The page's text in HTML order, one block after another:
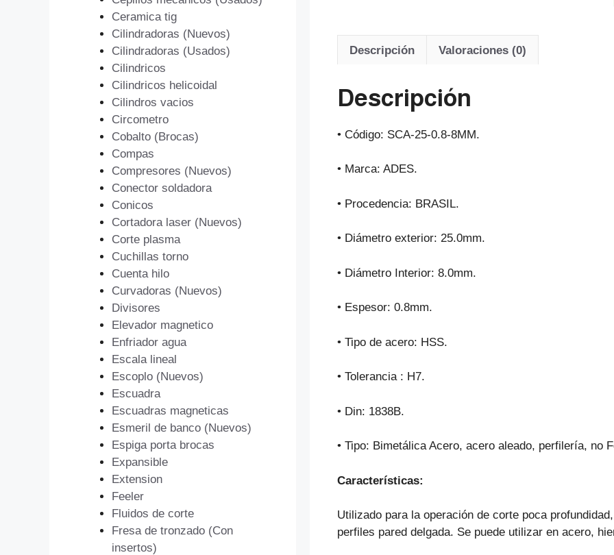
Descripción Valoraciones (0)
Descripción
• Código: SCA-25-0.8-8MM.
• Marca: ADES.
• Procedencia: BRASIL.
• Diámetro exterior: 25.0mm.
• Diámetro Interior: 8.0mm.
• Espesor: 0.8mm.
• Tipo de acero: HSS.
• Tolerancia : H7.
• Din: 1838B.
• Tipo: Bimetálica Acero, acero aleado, perfilería, no
Características:
Utilizado para la operación de corte poca
perfiles pared delgada. Se puede utilizar en acero,
Ceramica tig
Cilindradoras (Nuevos)
Cilindradoras (Usados)
Cilindricos
Cilindricos helicoidal
Cilindros vacios
Circometro
Cobalto (Brocas)
Compas
Compresores (Nuevos)
Conector soldadora
Conicos
Cortadora laser (Nuevos)
Corte plasma
Cuchillas torno
Cuenta hilo
Curvadoras (Nuevos)
Divisores
Elevador magnetico
Enfriador agua
Escala lineal
Escoplo (Nuevos)
Escuadra
Escuadras magneticas
Esmeril de banco (Nuevos)
Espiga porta brocas
Expansible
Extension
Feeler
Fluidos de corte
Fresa de tronzado (Con
insertos)